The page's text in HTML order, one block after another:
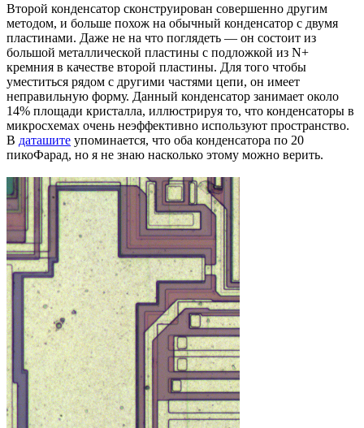
Второй конденсатор сконструирован совершенно другим
методом, и больше похож на обычный конденсатор с двумя
пластинами. Даже не на что поглядеть — он состоит из
большой металлической пластины с подложкой из N+
кремния в качестве второй пластины. Для того чтобы
уместиться рядом с другими частями цепи, он имеет
неправильную форму. Данный конденсатор занимает около
14% площади кристалла, иллюстрируя то, что конденсаторы в
микросхемах очень неэффективно используют пространство.
В даташите упоминается, что оба конденсатора по 20
пикоФарад, но я не знаю насколько этому можно верить.